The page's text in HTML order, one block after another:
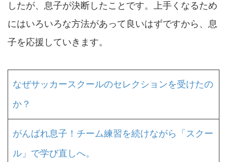
したが、息子が決断したことです。上手くなるため
にはいろいろな方法があって良いはずですから、息
子を応援していきます。
なぜサッカースクールのセレクションを受けたの
か？
がんばれ息子！チーム練習を続けながら「スクー
ル」で学び直しへ。